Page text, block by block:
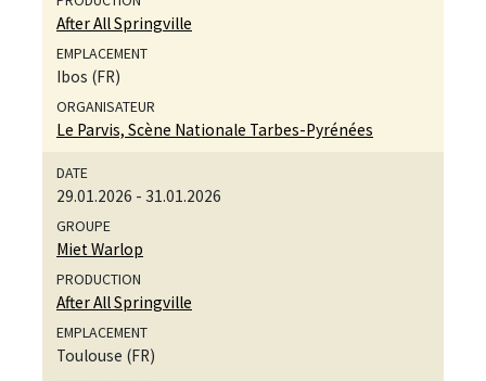
After All Springville
Ibos (FR)
Le Parvis, Scène Nationale Tarbes-Pyrénées
29.01.2026 - 31.01.2026
Miet Warlop
After All Springville
Toulouse (FR)